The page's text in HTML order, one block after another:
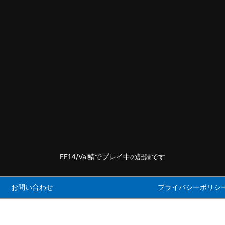
FF14/Val鯖でプレイ中の記録です
お問い合わせ プライバシーポリシ